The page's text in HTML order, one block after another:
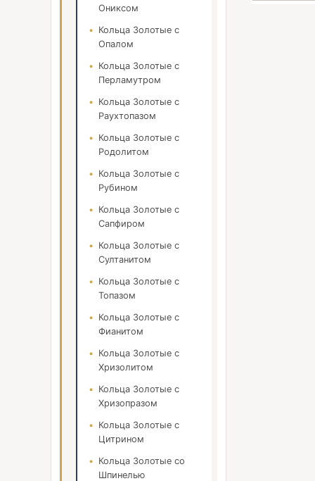
Ониксом
Кольца Золотые с
Опалом
Кольца Золотые с
Перламутром
Кольца Золотые с
Раухтопазом
Кольца Золотые с
Родолитом
Кольца Золотые с
Рубином
Кольца Золотые с
Сапфиром
Кольца Золотые с
Султанитом
Кольца Золотые с
Топазом
Кольца Золотые с
Фианитом
Кольца Золотые с
Хризолитом
Кольца Золотые с
Хризопразом
Кольца Золотые с
Цитрином
Кольца Золотые со
Шпинелью